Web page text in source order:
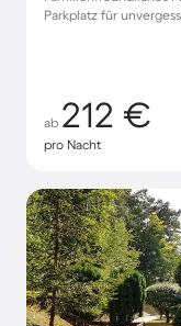
Parkplatz für
ab 212 €
pro Nacht